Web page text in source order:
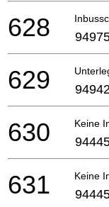
628
629
Keine
630
Keine
631